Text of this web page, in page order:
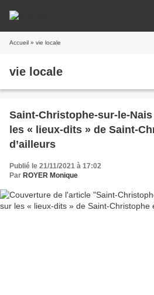
Accueil » vie locale
vie locale
Saint-Christophe-sur-le-
les « lieux-dits » de Saint-
d’ailleurs
Publié le 21/11/2021 à 17:02
Par ROYER Monique